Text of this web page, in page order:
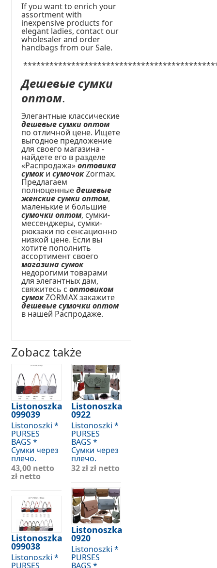
If you want to enrich your
assortment with
inexpensive products for
elegant ladies, contact our
wholesaler and order
handbags from our Sale.
Дешевые сумки
оптом.
Элегантные классические
дешевые сумки оптом
по отличной цене. Ищете
выгодное предложение
для своего магазина -
найдете его в разделе
«Распродажа»оптовика
сумокисумочокZormax.
Предлагаем
полноценныедешевые
женские сумки оптом,
маленькие и большие
сумочки оптом, сумки-
мессенджеры, сумки-
рюкзаки по сенсационно
низкой цене. Если вы
хотите пополнить
ассортимент своего
магазина сумок
недорогими товарами
для элегантных дам,
свяжитесь соптовиком
сумокZORMAX закажите
дешевые сумочки оптом
в нашей Распродаже.
Zobacz także
Listonoszka
099039
Listonoszki *
PURSES
BAGS *
Сумки через
плечо.
43,00 netto
zł netto
Listonoszka
099038
Listonoszki *
PURSES
Listonoszka
0922
Listonoszki *
PURSES
BAGS *
Сумки через
плечо.
32 złzł netto
Listonoszka
0920
Listonoszki *
PURSES
BAGS *